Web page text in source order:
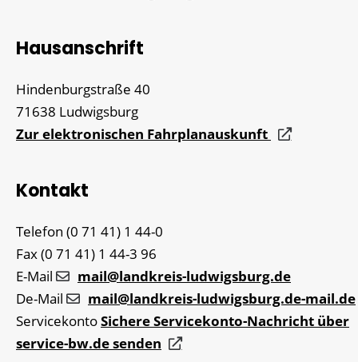
Hausanschrift
Hindenburgstraße 40
71638 Ludwigsburg
Zur elektronischen Fahrplanauskunft
Kontakt
Telefon (0 71 41) 1 44-0
Fax(0 71 41) 1 44-3 96
E-Mail
mail@landkreis-ludwigsburg.de
De-Mail
mail@landkreis-ludwigsburg.de-mail.de
ServicekontoSichere Servicekonto-Nachricht über
service-bw.de senden